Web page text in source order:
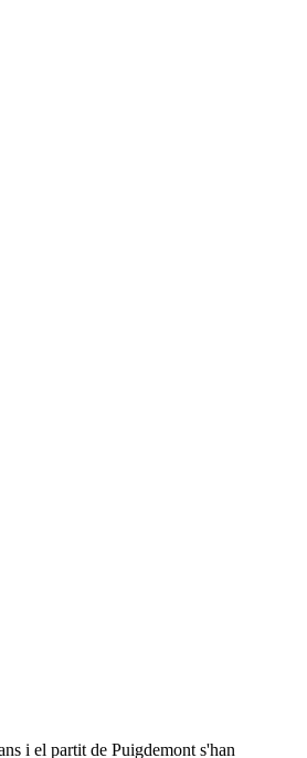
i el partit de Puigdemont s'han